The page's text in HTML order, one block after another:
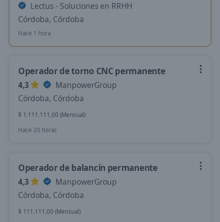
Lectus - Soluciones en RRHH
Córdoba, Córdoba
Hace 1 hora
Operador de torno CNC permanente
4,3
ManpowerGroup
Córdoba, Córdoba
$ 1.111.111,00 (Mensual)
Hace 20 horas
Operador de balancín permanente
4,3
ManpowerGroup
Córdoba, Córdoba
$ 111.111,00 (Mensual)